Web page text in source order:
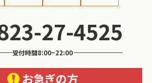
27-4525
受付時間8:00~22:00
お急ぎの方